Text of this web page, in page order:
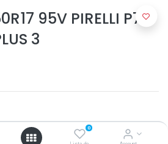
0
95V PIRELLI P7
3